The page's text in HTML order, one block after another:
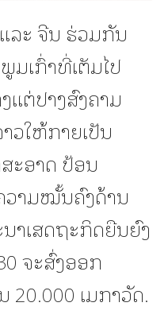
ລະ ຈີນ ຮ່ວມກັນ
ເກົ່າທີ່ເຕັມໄປ
ແຕ່ປາງສົງຄາມ
ວໃຫ້ກາຍເປັນ
ະອາດ ປ້ອນ
ວາມໝັ້ນຄົງດ້ານ
າເສດຖະກິດຍືນຍົງ
ຈະສົ່ງອອກ
20.000 ເມກາວັດ.